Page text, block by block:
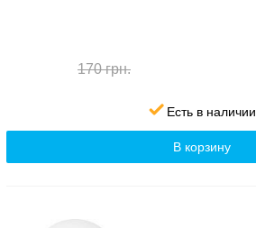
170 грн.
Есть в наличии
В корзину